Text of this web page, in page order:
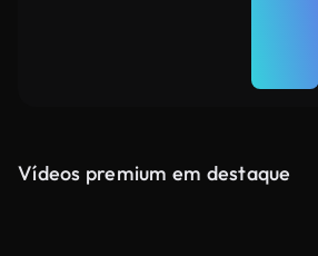
Vídeos premium em destaque